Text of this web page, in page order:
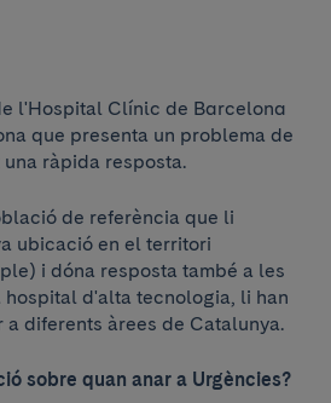
l'Hospital Clínic de Barcelona
que presenta un problema de
ràpida resposta.
de referència que li
ubicació en el territori
i dóna resposta també a les
hospital d'alta tecnologia, li han
a diferents àrees de Catalunya.
sobre quan anar a Urgències?